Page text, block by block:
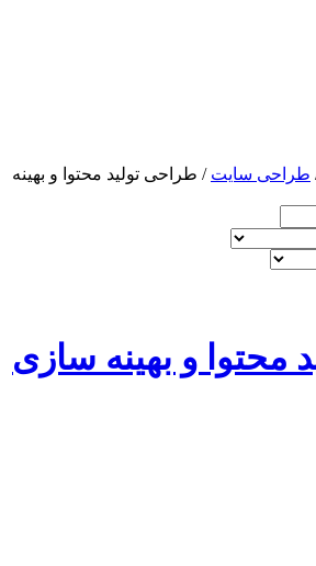
سایت/ طراحی تولید محتوا و بهینه
و بهینه سازی